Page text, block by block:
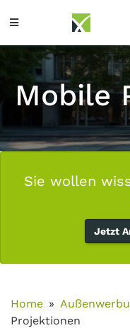
Mobile
Sie wollen
Jetzt
Home
Projektionen